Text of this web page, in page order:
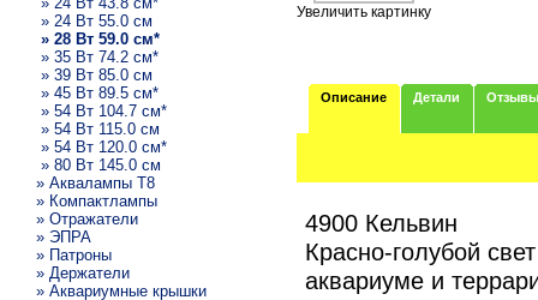
» 24 Вт 55.0 см
» 28 Вт 59.0 см*
» 35 Вт 74.2 см*
» 39 Вт 85.0 см
» 45 Вт 89.5 см*
» 54 Вт 104.7 см*
» 54 Вт 115.0 см
» 54 Вт 120.0 см*
» 80 Вт 145.0 см
» Аквалампы T8
» Компактлампы
» Отражатели
» ЭПРА
» Патроны
» Держатели
» Аквариумные крышки
Увеличить картинку
Описание Детали Отзывы
4900 Кельвин
Красно-голубой
аквариуме и